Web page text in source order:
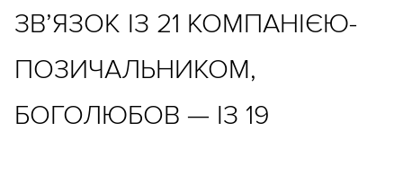
ЗВʼЯЗОК ІЗ 21 КОМПАНІЄЮ-
ПОЗИЧАЛЬНИКОМ,
БОГОЛЮБОВ — ІЗ 19